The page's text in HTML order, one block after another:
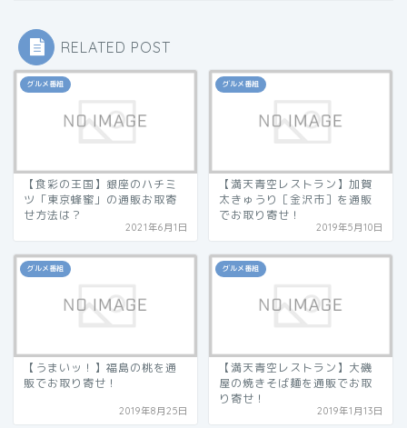
RELATED POST
グルメ番組
【食彩の王国】銀座のハチミ
ツ「東京蜂蜜」の通販お取寄
せ方法は？
2021年6月1日
グルメ番組
【満天青空レストラン】加賀
太きゅうり［金沢市］を通販
でお取り寄せ！
2019年5月10日
グルメ番組
【うまいッ！】福島の桃を通
販でお取り寄せ！
2019年8月25日
グルメ番組
【満天青空レストラン】大磯
屋の焼きそば麺を通販でお取
り寄せ！
2019年1月13日